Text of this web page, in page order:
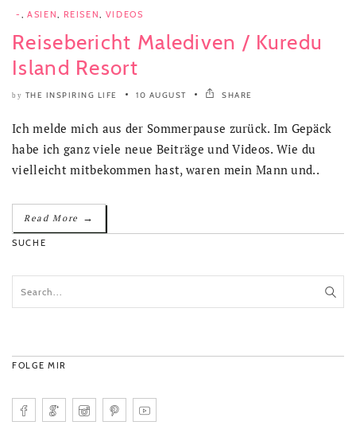
- , ASIEN, REISEN, VIDEOS
Reisebericht Malediven / Kuredu
Island Resort
by THE INSPIRING LIFE 10 AUGUST SHARE
Ich melde mich aus der Sommerpause zurück. Im Gepäck
habe ich ganz viele neue Beiträge und Videos. Wie du
vielleicht mitbekommen hast, waren mein Mann und..
Read More →
SUCHE
FOLGE MIR